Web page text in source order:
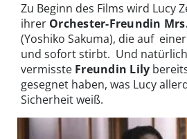
Zu Beginn des Films wird Lucy
ihrer Orchester-Freundin
(Yoshiko Sakuma), die auf
und sofort stirbt. Und
vermisste Freundin Lily
gesegnet haben, was Lucy
Sicherheit weiß.